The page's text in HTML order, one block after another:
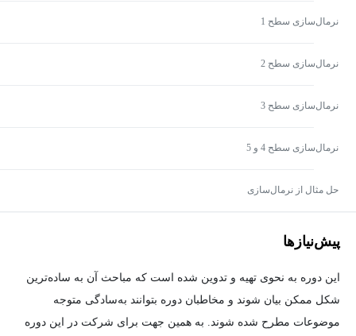
نرمال‌سازی سطح 1
نرمال‌سازی سطح 2
نرمال‌سازی سطح 3
نرمال‌سازی سطح 4 و 5
حل مثال از نرمال‌‌سازی
پیش‌نیاز‌ها
این دوره به نحوی تهیه و تدوین شده است که مباحث آن به ساده‌ترین
شکل ممکن بیان شوند و مخاطبان دوره بتوانند به‌سادگی متوجه
موضوعات مطرح شده شوند. به همین جهت برای شرکت در این دوره